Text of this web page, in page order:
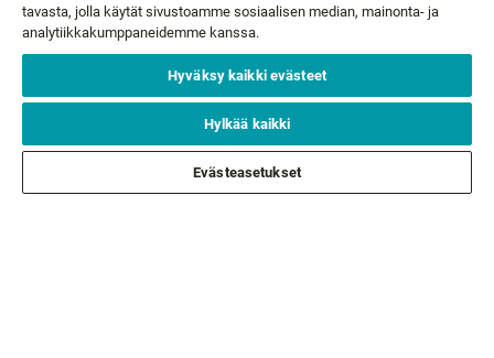
UUTISKIRJE
Sähköpostisi* TILAA
ASIAKASPALVELU
tavasta, jolla käytät sivustoamme sosiaalisen median, mainonta- ja
analytiikkakumppaneidemme kanssa.
Hyväksy kaikki evästeet
Hylkää kaikki
Evästeasetukset